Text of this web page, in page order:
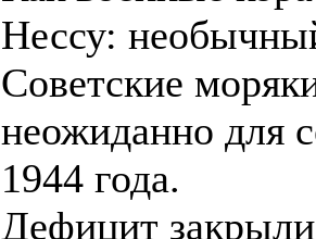
Нессу:
Советские
неожиданно для
1944 года.
Дефицит